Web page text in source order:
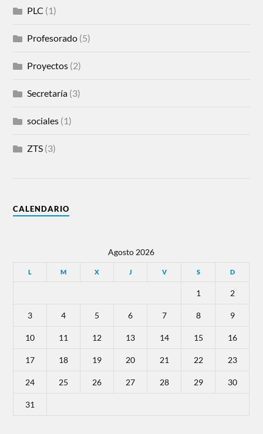
PLC (1)
Profesorado (5)
Proyectos (2)
Secretaría (3)
sociales (1)
ZTS (3)
CALENDARIO
Agosto 2026
L M X J V S D
1 2
3 4 5 6 7 8 9
10 11 12 13 14 15 16
17 18 19 20 21 22 23
24 25 26 27 28 29 30
31